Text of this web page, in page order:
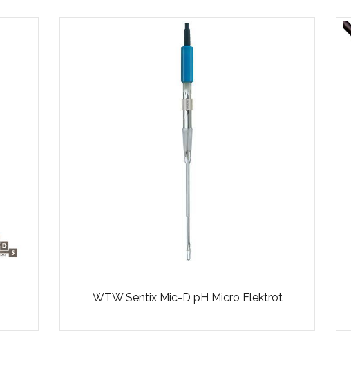
WTW Sentix Mic-D pH Micro Elektrot